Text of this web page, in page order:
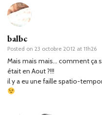
balbc
Posted on 23 octobre 2012 at 11h26
Mais mais mais… comment ça
était en Aout ?!!!
il y a eu une faille spatio-